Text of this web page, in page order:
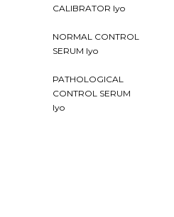
CALIBRATOR lyo
NORMAL CONTROL
SERUM lyo
PATHOLOGICAL
CONTROL SERUM
lyo